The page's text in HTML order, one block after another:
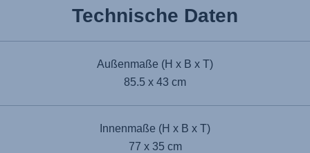
Technische Daten
Außenmaße (H x B x T)
85.5 x 43 cm
Innenmaße (H x B x T)
77 x 35 cm